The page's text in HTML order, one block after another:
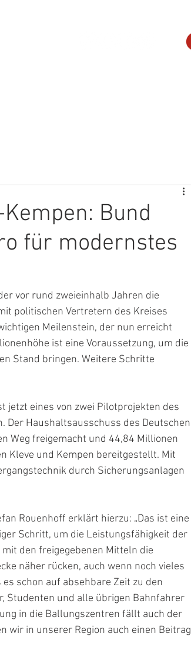
Bund
für modernstes
vor rund zweieinhalb Jahren die
politischen Vertretern des Kreises
Meilenstein, der nun erreicht
ist eine Voraussetzung, um die
Stand bringen. Weitere Schritte
jetzt eines von zwei Pilotprojekten des
Haushaltsausschuss des Deutschen
Weg freigemacht und 44,84 Millionen
Kleve und Kempen bereitgestellt. Mit
durch Sicherungsanlagen
Rouenhoff erklärt hierzu: „Das ist eine
Schritt, um die Leistungsfähigkeit der
den freigegebenen Mitteln die
näher rücken, auch wenn noch vieles
schon auf absehbare Zeit zu den
Studenten und alle übrigen Bahnfahrer
in die Ballungszentren fällt auch der
wir in unserer Region auch einen Beitrag